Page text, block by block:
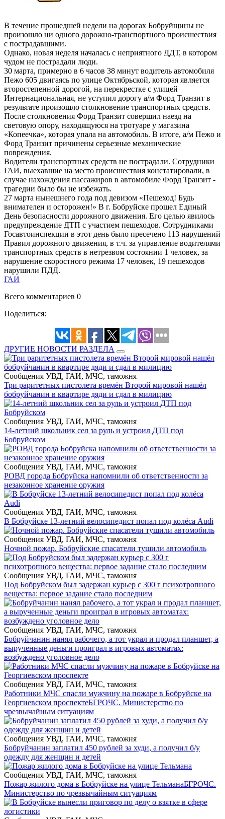
В течение прошедшей недели на дорогах Бобруйщины не
произошло ни одного дорожно-транспортного происшествия
с пострадавшими.
Однако, новая неделя началась с неприятного ДДТ, в котором
чудом не пострадали люди.
30 марта, примерно в 6 часов 38 минут водитель автомобиля
Пежо 605 двигаясь по улице Октябрьской, которая является
второстепенной дорогой, на перекрестке с улицей
Интернациональная, не уступил дорогу а/м Форд Транзит в
результате произошло столкновение транспортных средств.
После столкновения Форд Транзит совершил наезд на
световую опору, находящуюся на тротуаре у магазина
«Копеечка», которая упала на автомобиль. В итоге, а/м Пежо и
Форд Транзит причинены серьезные механические
повреждения.
Водители транспортных средств не пострадали. Сотрудники
ГАИ, выехавшие на место происшествия констатировали, в
случае нахождения пассажиров в автомобиле Форд Транзит -
трагедии было бы не избежать.
27 марта нынешнего года под девизом «Пешеход! Будь
внимателен и осторожен!» В г. Бобруйске прошел Единый
День безопасности дорожного движения. Его целью явилось
предупреждение ДТП с участием пешеходов. Сотрудниками
Госавтоинспекции в этот день было пресечено 113 нарушений
Правил дорожного движения, в т.ч. за управление водителями
транспортных средств в нетрезвом состоянии 1 человек, за
нарушение скоростного режима 17 человек, 19 пешеходов
нарушили ПДД.
ГАИ
Всего комментариев 0
Поделиться:
ДРУГИЕ НОВОСТИ РАЗДЕЛА
Сообщения УВД, ГАИ, МЧС, таможня
Три раритетных пистолета времён Второй мировой нашёл
бобруйчанин в квартире дяди и сдал в милицию
Сообщения УВД, ГАИ, МЧС, таможня
14-летний школьник сел за руль и устроил ДТП под
Бобруйском
Сообщения УВД, ГАИ, МЧС, таможня
РОВД города Бобруйска напомнили об ответственности за
незаконное хранение оружия
Сообщения УВД, ГАИ, МЧС, таможня
В Бобруйске 13-летний велосипедист попал под колёса Audi
Сообщения УВД, ГАИ, МЧС, таможня
Ночной пожар. Бобруйские спасатели тушили автомобиль
Сообщения УВД, ГАИ, МЧС, таможня
Под Бобруйском был задержан курьер с 300 г психотропного
вещества: первое задание стало последним
Сообщения УВД, ГАИ, МЧС, таможня
Бобруйчанин нанял рабочего, а тот украл и продал планшет, а
вырученные деньги проиграл в игровых автоматах:
возбуждено уголовное дело
Сообщения УВД, ГАИ, МЧС, таможня
Работники МЧС спасли мужчину на пожаре в Бобруйске на
Георгиевском проспектеБГРОЧС. Министерство по
чрезвычайным ситуациям
Сообщения УВД, ГАИ, МЧС, таможня
Бобруйчанин заплатил 450 рублей за худи, а получил б/у
одежду для женщин и детей
Сообщения УВД, ГАИ, МЧС, таможня
Пожар жилого дома в Бобруйске на улице ТельманаБГРОЧС.
Министерство по чрезвычайным ситуациям